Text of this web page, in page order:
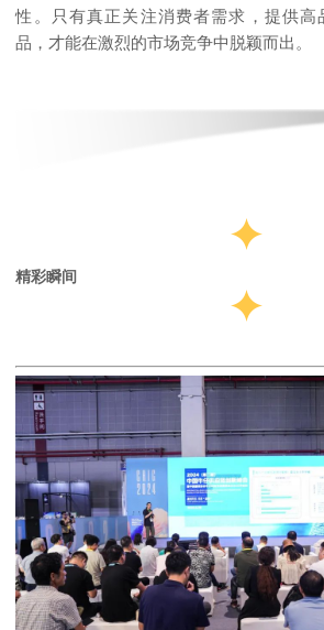
性。只有真正关注消费者需求，提供高
品，才能在激烈的市场竞争中脱颖而出。
精彩瞬间